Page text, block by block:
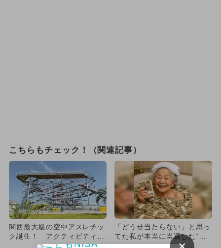
こちらもチェック！（関連記事）
関西最大級の空中アスレチッ
ク誕生！ アクティビティは
「どうせ当たらない」と思っ
てた私が本当に当選した“買
い方”がこれ